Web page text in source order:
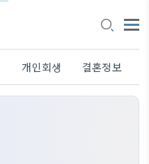
개인회생 결혼정보